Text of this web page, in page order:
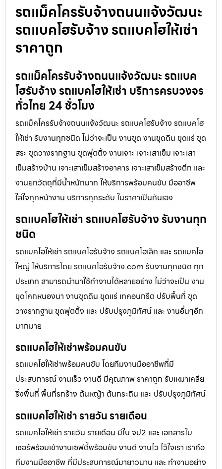
รถแม็คโครรับจ้างถนนแจ้งวัฒนะ
รถแบคโฮรับจ้าง รถแบคโฮให้เช่า
ราคาถูก
รถแม็คโครรับจ้างถนนแจ้งวัฒนะ รถแบค
โฮรับจ้าง รถแบคโฮให้เช่า บริการครบวงจร
ทั่วไทย 24 ชั่วโมง
รถแม็คโครรับจ้างถนนแจ้งวัฒนะ รถแบคโฮรับจ้าง รถแบคโฮ
ให้เช่า รับงานทุกชนิด ไม่ว่าจะเป็น งานขุด งานขุดดิน ขุดแร่ ขุด
สระ ขุดวางรากฐาน ขุดฟุตติ้ง งานเจาะ เจาะเสาเข็ม เจาะเสา
เข็มสร้างบ้าน เจาะเสาเข็มสร้างอาคาร เจาะเสาเข็มสร้างตึก และ
งานยกวัตถุที่มีน้ำหนักมาก ให้บริการพร้อมคนขับ มืออาชีพ
ใส่ใจทุกหน้างาน บริการทุกระดับ ในราคาเป็นกันเอง
รถแบคโฮให้เช่า รถแบคโฮรับจ้าง รับงานทุก
ชนิด
รถแบคโฮให้เช่า รถแบคโฮรับจ้าง รถแบคโฮเล็ก และ รถแบคโฮ
ใหญ่ ให้บริการโดย รถแบคโฮรับจ้าง.com รับงานทุกชนิด ทุก
ประเภท สามารถนำมาใช้ทำงานได้หลายอย่าง ไม่ว่าจะเป็น งาน
ขุดโคกหนองนา งานขุดดิน ขุดแร่ เทคอนกรีต ปรับพื้นที่ ขุด
วางรากฐาน ขุดฟุตติ้ง และ ปรับปรุงภูมิทัศน์ และ งานอื่นๆอีก
มากมาย
รถแบคโฮให้เช่าพร้อมคนขับ
รถแบคโฮให้เช่าพร้อมคนขับ โดยทีมงานมืออาชีพที่มี
ประสบการณ์ งานเร็ว งานดี มีคุณภาพ ราคาถูก รับเหมาเคลีย
ริ่งพื้นที่ พื้นที่รกร้าง ต้นหญ้า ต้นกระถิน และ ปรับปรุงภูมิทัศน์
รถแบคโฮให้เช่า รายวัน รายเดือน
รถแบคโฮให้เช่า รายวัน รายเดือน มีใบ จป2 และ เอกสารใบ
เซอร์พร้อมเข้างานเซฟตี้พร้อมขับ งานดี งานไว ไว้ใจเรา เราคือ
ทีมงานมืออาชีพ ที่มีประสบการณ์มายาวนาน และ ทำงานอย่าง